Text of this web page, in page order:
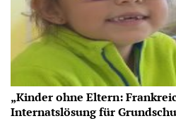
„Kinder ohne Eltern:
Internatslösung für